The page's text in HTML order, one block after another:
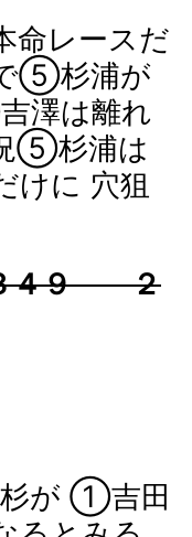
レースだ
⑤杉浦が
澤は離れ
⑤杉浦は
けに 穴狙
３４９ ２
が ①吉田